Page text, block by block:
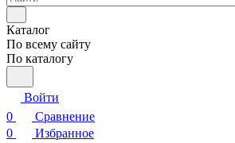
Каталог
По всему сайту
По каталогу
Войти
0
Сравнение
0
Избранное